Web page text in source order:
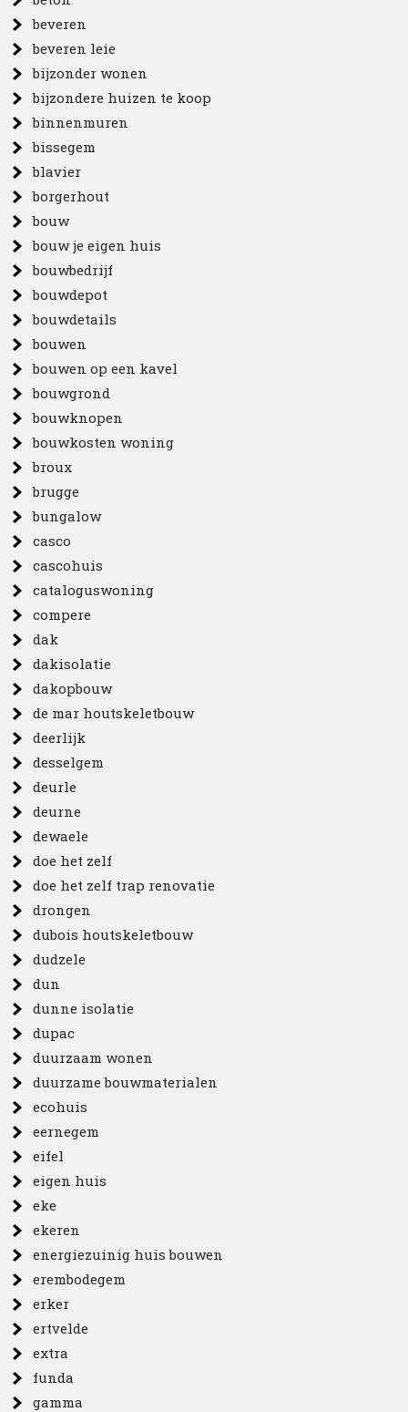
beveren
beveren leie
bijzonder wonen
bijzondere huizen te koop
binnenmuren
bissegem
blavier
borgerhout
bouw
bouw je eigen huis
bouwbedrijf
bouwdepot
bouwdetails
bouwen
bouwen op een kavel
bouwgrond
bouwknopen
bouwkosten woning
broux
brugge
bungalow
casco
cascohuis
cataloguswoning
compere
dak
dakisolatie
dakopbouw
de mar houtskeletbouw
deerlijk
desselgem
deurle
deurne
dewaele
doe het zelf
doe het zelf trap renovatie
drongen
dubois houtskeletbouw
dudzele
dun
dunne isolatie
dupac
duurzaam wonen
duurzame bouwmaterialen
ecohuis
eernegem
eifel
eigen huis
eke
ekeren
energiezuinig huis bouwen
erembodegem
erker
ertvelde
extra
funda
gamma